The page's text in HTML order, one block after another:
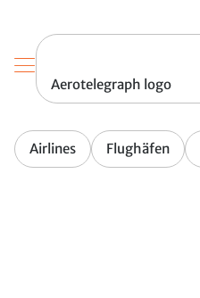
Aerotelegraph logo
Airlines Flughäfen